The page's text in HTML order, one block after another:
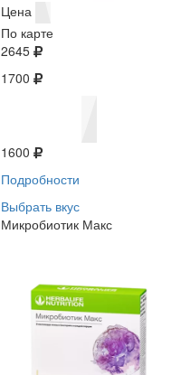
Цена
По карте
2645
1700
1600
Подробности
Выбрать вкус
Микробиотик Макс